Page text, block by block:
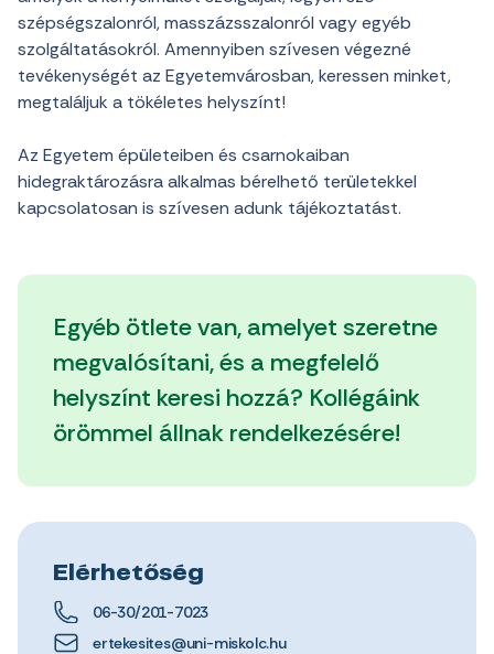
szépségszalonról, masszázsszalonról vagy egyéb
szolgáltatásokról. Amennyiben szívesen végezné
tevékenységét az Egyetemvárosban, keressen minket,
megtaláljuk a tökéletes helyszínt!
Az Egyetem épületeiben és csarnokaiban
hidegraktározásra alkalmas bérelhető területekkel
kapcsolatosan is szívesen adunk tájékoztatást.
Egyéb ötlete van, amelyet szeretne
megvalósítani, és a megfelelő
helyszínt keresi hozzá? Kollégáink
örömmel állnak rendelkezésére!
Elérhetőség
06-30/201-7023
ertekesites@uni-miskolc.hu